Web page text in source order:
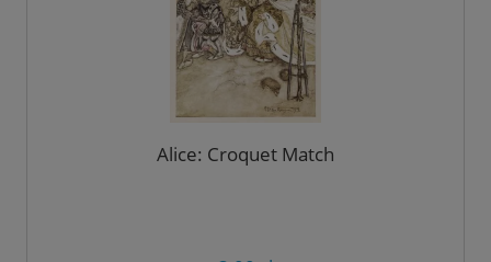
Alice: Croquet Match